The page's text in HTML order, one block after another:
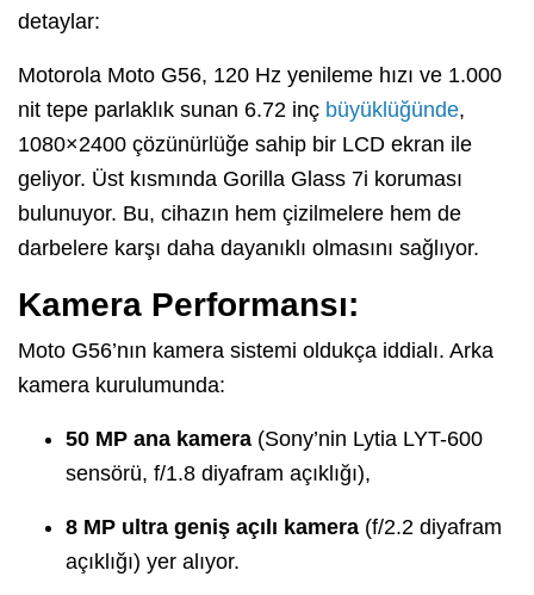
detaylar:
Motorola Moto G56, 120 Hz yenileme hızı ve 1.000
nit tepe parlaklık sunan 6.72 inç büyüklüğünde,
1080×2400 çözünürlüğe sahip bir LCD ekran ile
geliyor. Üst kısmında Gorilla Glass 7i koruması
bulunuyor. Bu, cihazın hem çizilmelere hem de
darbelere karşı daha dayanıklı olmasını sağlıyor.
Kamera Performansı:
Moto G56’nın kamera sistemi oldukça iddialı. Arka
kamera kurulumunda:
50 MP ana kamera (Sony’nin Lytia LYT-600
sensörü, f/1.8 diyafram açıklığı),
8 MP ultra geniş açılı kamera (f/2.2 diyafram
açıklığı) yer alıyor.